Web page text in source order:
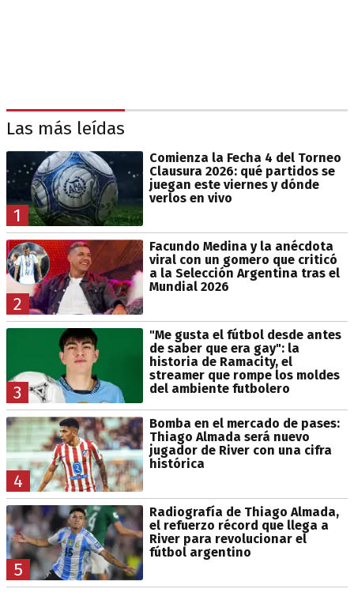
Las más leídas
1
Comienza la Fecha 4 del Torneo
Clausura 2026: qué partidos se
juegan este viernes y dónde
verlos en vivo
2
Facundo Medina y la anécdota
viral con un gomero que criticó
a la Selección Argentina tras el
Mundial 2026
3
"Me gusta el fútbol desde antes
de saber que era gay": la
historia de Ramacity, el
streamer que rompe los moldes
del ambiente futbolero
4
Bomba en el mercado de pases:
Thiago Almada será nuevo
jugador de River con una cifra
histórica
5
Radiografía de Thiago Almada,
el refuerzo récord que llega a
River para revolucionar el
fútbol argentino